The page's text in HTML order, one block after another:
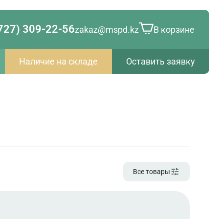
309-22-56zakaz@mspd.kz В корзине
Наличие на складе Оставить заявку
Все товары